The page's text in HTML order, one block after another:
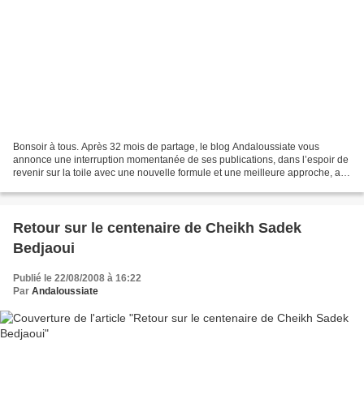
Bonsoir à tous. Après 32 mois de partage, le blog Andaloussiate vous
annonce une interruption momentanée de ses publications, dans l’espoir de
revenir sur la toile avec une nouvelle formule et une meilleure approche, au
Retour sur le centenaire de Cheikh Sadek
Bedjaoui
Publié le 22/08/2008 à 16:22
Par Andaloussiate